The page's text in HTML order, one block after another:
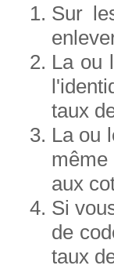
Sur
La ou
taux
La ou
aux
Si
de
taux